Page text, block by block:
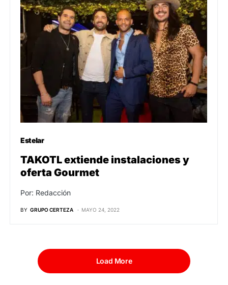
Estelar
TAKOTL extiende instalaciones y
oferta Gourmet
Por: Redacción
BY GRUPO CERTEZA MAYO 24, 2022
Load More